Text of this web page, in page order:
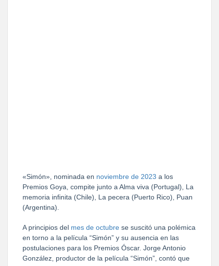
«Simón», nominada en noviembre de 2023 a los
Premios Goya, compite junto a Alma viva (Portugal), La
memoria infinita (Chile), La pecera (Puerto Rico), Puan
(Argentina).
A principios del mes de octubre se suscitó una polémica
en torno a la película “Simón” y su ausencia en las
postulaciones para los Premios Óscar. Jorge Antonio
González, productor de la película “Simón”, contó que